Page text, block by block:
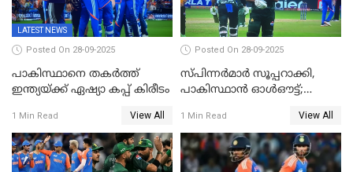
LATEST NEWS
Posted On 28-09-2025
പാകിസ്ഥാനെ തകർത്ത്
ഇന്ത്യയ്ക്ക് ഏഷ്യാ കപ്പ് കിരീടം
1 Min Read View All
Posted On 28-09-2025
സ്പിന്നർമാർ സൂപ്പറാക്കി,
പാകിസ്ഥാൻ ഓൾഔട്ട്;
വിജയലക്ഷ്യം, കുൽദീപിന് 4
വിക്കറ്റ്
1 Min Read View All